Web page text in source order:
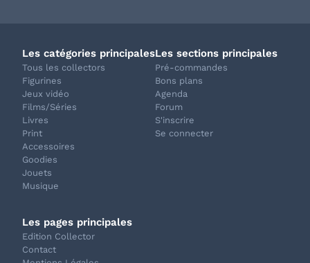
Les catégories principales
Tous les collectors
Figurines
Jeux vidéo
Films/Séries
Livres
Print
Accessoires
Goodies
Jouets
Musique
Les sections principales
Pré-commandes
Bons plans
Agenda
Forum
S'inscrire
Se connecter
Les pages principales
Edition Collector
Contact